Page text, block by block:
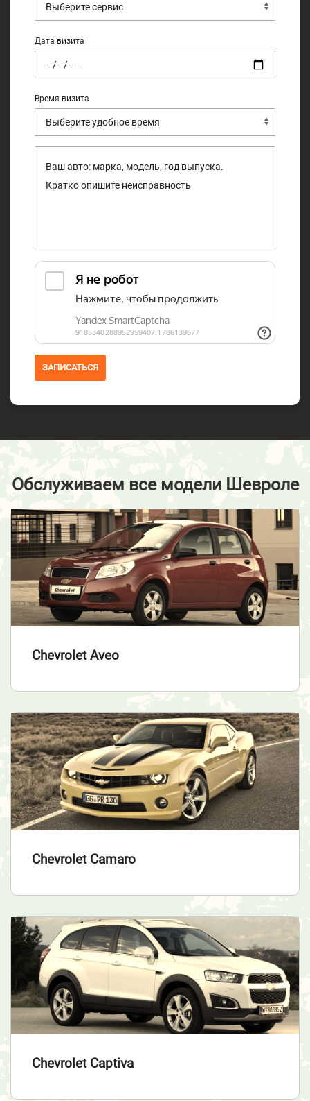
Дата визита
Время визита
ЗАПИСАТЬСЯ
Обслуживаем все модели Шевроле
Chevrolet Aveo
Chevrolet Camaro
Chevrolet Captiva